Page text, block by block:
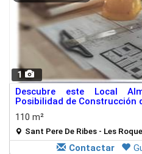
1
Descubre este Local
Posibilidad de Construcción
110 m²
Sant Pere De Ribes - Les
Contactar